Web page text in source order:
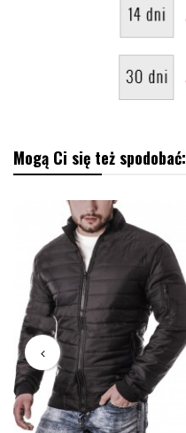
Mogą Ci się też spodobać: